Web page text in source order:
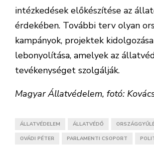
intézkedések előkészítése az
érdekében. További terv olyan
kampányok, projektek
lebonyolítása, amelyek az
tevékenységet szolgálják.
Magyar Állatvédelem, fotó:
ÁLLATVÉDELEM ÁLLATVÉDŐ
OVÁDI PÉTER PARLAMENTI CSOPORT